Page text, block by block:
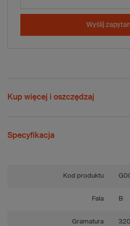
Wyślij
x 2040 szt.
Kup więcej i oszczędzaj
Specyfikacja
Kod produktu
Fala B
Gramatura